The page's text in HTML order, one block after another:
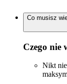
Co musisz
Czego nie
Nikt